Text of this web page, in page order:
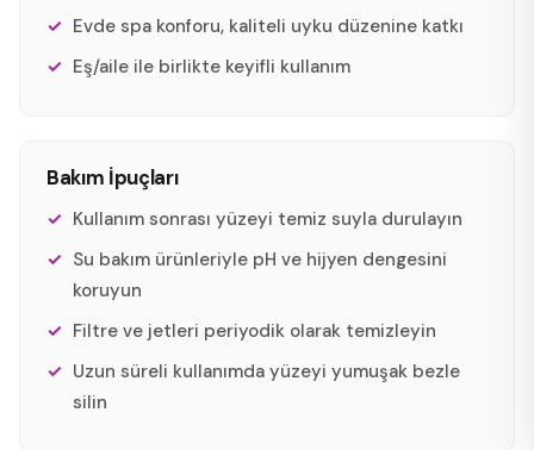
Evde spa konforu, kaliteli uyku düzenine katkı
Eş/aile ile birlikte keyifli kullanım
Bakım İpuçları
Kullanım sonrası yüzeyi temiz suyla durulayın
Su bakım ürünleriyle pH ve hijyen dengesini
koruyun
Filtre ve jetleri periyodik olarak temizleyin
Uzun süreli kullanımda yüzeyi yumuşak bezle
silin